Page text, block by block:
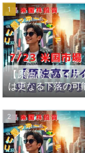
【原油高でハイテ
は更なる下落の可